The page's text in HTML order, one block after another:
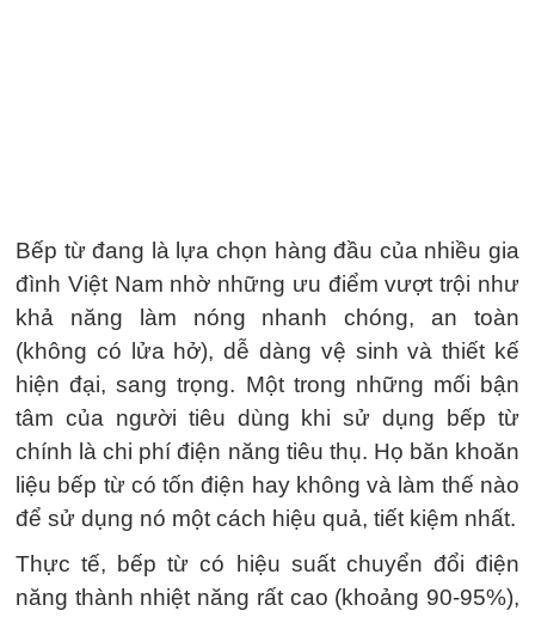
Bếp từ đang là lựa chọn hàng đầu của nhiều gia
đình Việt Nam nhờ những ưu điểm vượt trội như
khả năng làm nóng nhanh chóng, an toàn
(không có lửa hở), dễ dàng vệ sinh và thiết kế
hiện đại, sang trọng. Một trong những mối bận
tâm của người tiêu dùng khi sử dụng bếp từ
chính là chi phí điện năng tiêu thụ. Họ băn khoăn
liệu bếp từ có tốn điện hay không và làm thế nào
để sử dụng nó một cách hiệu quả, tiết kiệm nhất.
Thực tế, bếp từ có hiệu suất chuyển đổi điện
năng thành nhiệt năng rất cao (khoảng 90-95%),